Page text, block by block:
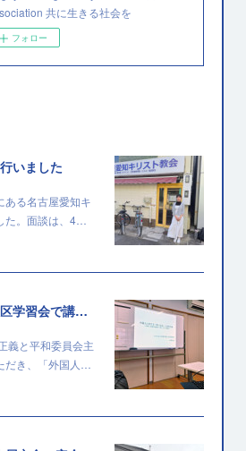
共に生きる社会を
フォロー
いました
ある名古屋愛知キ
た。面談は、4…
カトリック名古屋教区学習会で講演を行いました
義と平和委員会主
だき、「外国人…